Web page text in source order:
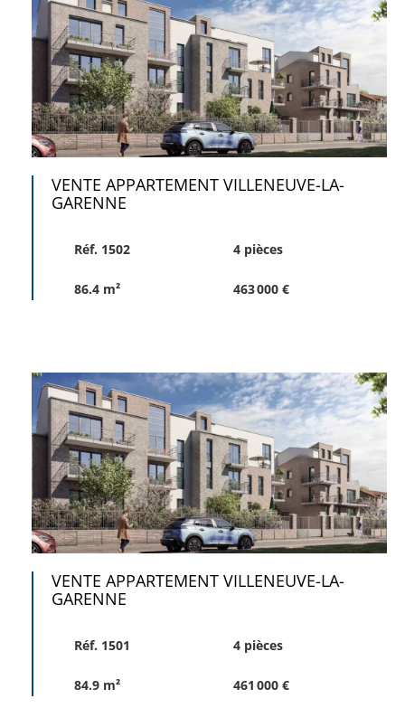
VENTE APPARTEMENT VILLENEUVE-LA-
GARENNE
Réf. 1502 4 pièces
86.4 m² 463 000 €
VENTE APPARTEMENT VILLENEUVE-LA-
GARENNE
Réf. 1501 4 pièces
84.9 m² 461 000 €